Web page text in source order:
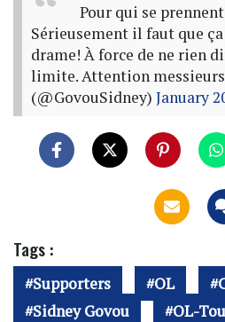
Pour qui se
Sérieusement il faut que
drame! À force de ne rien
limite. Attention
(@GovouSidney) January
Tags :
Supporters OL
Sidney Govou
OL-